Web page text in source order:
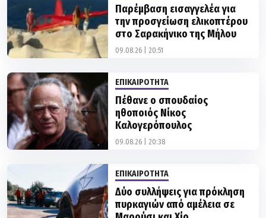
Παρέμβαση εισαγγελέα για
την προσγείωση ελικοπτέρου
στο Σαρακήνικο της Μήλου
09.08.26 | 20:51
ΕΠΙΚΑΙΡΟΤΗΤΑ
Πέθανε ο σπουδαίος
ηθοποιός Νίκος
Καλογερόπουλος
09.08.26 | 20:38
ΕΠΙΚΑΙΡΟΤΗΤΑ
Δύο συλλήψεις για πρόκληση
πυρκαγιών από αμέλεια σε